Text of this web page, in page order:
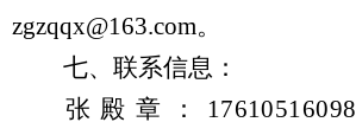
zgzqqx@163.com。
七、联系信息：
张殿章：
17610516098